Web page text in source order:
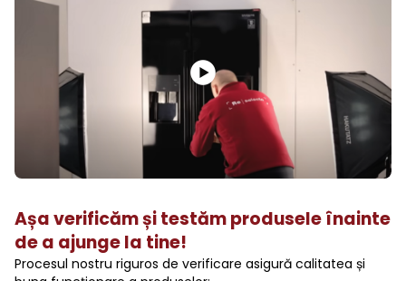
Așa verificăm și testăm produsele înainte
de a ajunge la tine!
Procesul nostru riguros de verificare asigură calitatea și